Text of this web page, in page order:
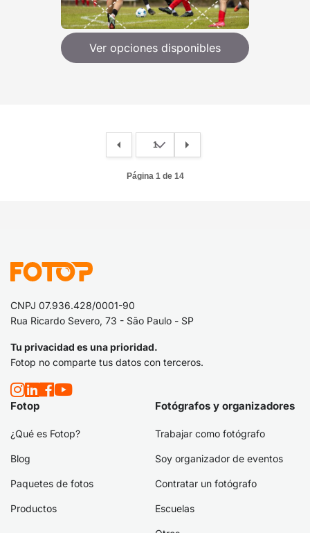
Ver opciones disponibles
Página 1 de 14
CNPJ 07.936.428/0001-90
Rua Ricardo Severo, 73 - São Paulo - SP
Tu privacidad es una prioridad.
Fotop no comparte tus datos con terceros.
Fotop
¿Qué es Fotop?
Blog
Paquetes de fotos
Productos
Fotógrafos y organizadores
Trabajar como fotógrafo
Soy organizador de eventos
Contratar un fotógrafo
Escuelas